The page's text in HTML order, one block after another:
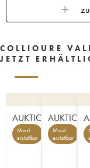
COLLIOURE
JETZT
AUKTION
Mwst.
erstattbar
AUKTION
Mwst.
erstattbar